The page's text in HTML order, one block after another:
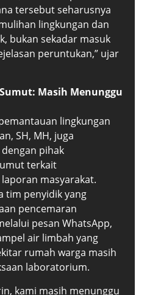
tersebut seharusnya
lingkungan dan
bukan sekadar masuk
peruntukan,” ujar
Masih Menunggu
lingkungan
SH, MH, juga
pihak
terkait
masyarakat.
tim penyidik yang
pencemaran
pesan WhatsApp,
air limbah yang
rumah warga masih
laboratorium.
kami masih menunggu